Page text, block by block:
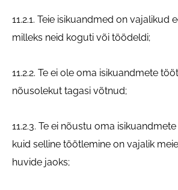
11.2.1. Teie isikuandmed on vajalikud
milleks neid koguti või töödeldi;
11.2.2. Te ei ole oma isikuandmete
nõusolekut tagasi võtnud;
11.2.3. Te ei nõustu oma
kuid selline töötlemine on vajalik
huvide jaoks;